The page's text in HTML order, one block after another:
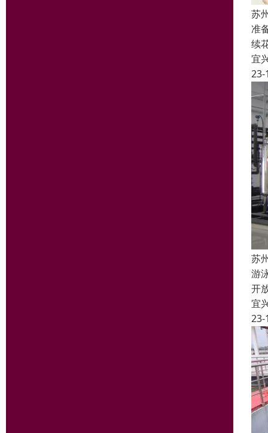
苏
准
续
宜
23-
苏
游
开
宜
23-